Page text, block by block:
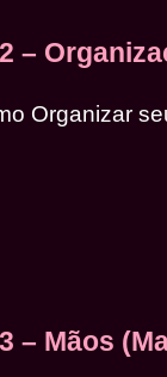
–
Organizar
– Mãos